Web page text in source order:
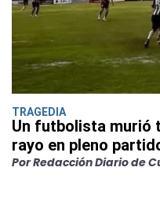
TRAGEDIA
Un futbolista murió
rayo en pleno
Por Redacción Diario de